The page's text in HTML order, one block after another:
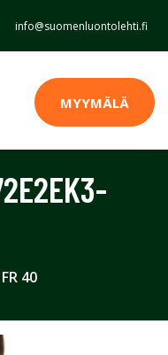
info@suomenluontolehti.fi
MYYMÄLÄ
40